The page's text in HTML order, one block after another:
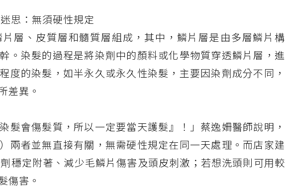
思：無須硬性規定
層、皮質層和髓質層組成，其中，鱗片層是由多層鱗片構
。染髮的過程是將染劑中的顏料或化學物質穿透鱗片層，進
度的染髮，如半永久或永久性染髮，主要因染劑成分不同，
差異。
髮會傷髮質，所以一定要當天護髮』！」蔡逸姍醫師說明，
兩者並無直接有關，無需硬性規定在同一天處理。而店家建
穩定附著、減少毛鱗片傷害及頭皮刺激；若想洗頭則可用較
傷害。